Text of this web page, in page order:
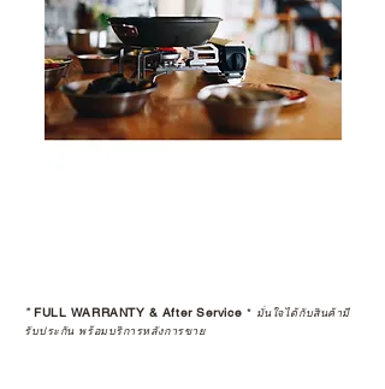
*FULL WARRANTY & After Service * มั่นใจได้กับสินค้ามี
รับประกัน พร้อมบริการหลังการขาย